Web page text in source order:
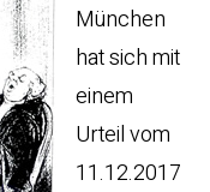
München
hat sich mit
einem
Urteil vom
11.12.2017